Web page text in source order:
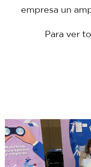
empresa un
Para ver